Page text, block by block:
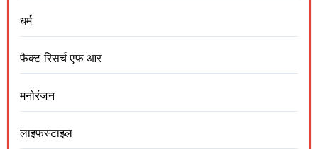
धर्म
फैक्ट रिसर्च एफ आर
मनोरंजन
लाइफस्टाइल